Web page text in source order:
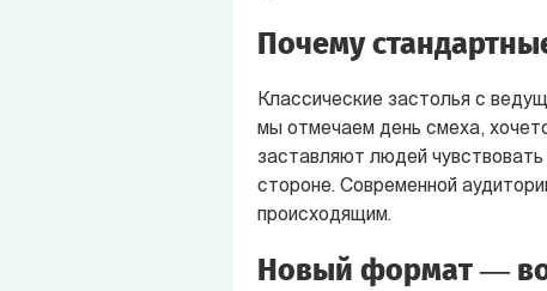
Почему
Классические застолья с
мы отмечаем день смеха,
заставляют людей
стороне. Современной
происходящим.
Новый формат —